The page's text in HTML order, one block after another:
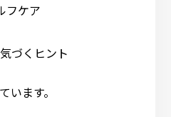
フケア
づくヒント
います。